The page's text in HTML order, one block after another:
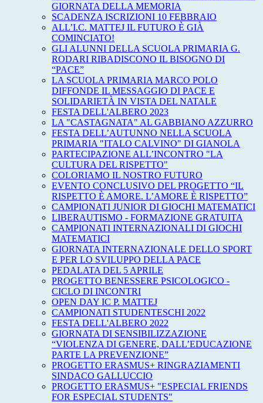
GIORNATA DELLA MEMORIA
SCADENZA ISCRIZIONI 10 FEBBRAIO
ALL’I.C. MATTEJ IL FUTURO È GIÀ
COMINCIATO!
GLI ALUNNI DELLA SCUOLA PRIMARIA G.
RODARI RIBADISCONO IL BISOGNO DI
“PACE”
LA SCUOLA PRIMARIA MARCO POLO
DIFFONDE IL MESSAGGIO DI PACE E
SOLIDARIETÀ IN VISTA DEL NATALE
FESTA DELL'ALBERO 2023
LA "CASTAGNATA" AL GABBIANO AZZURRO
FESTA DELL’AUTUNNO NELLA SCUOLA
PRIMARIA "ITALO CALVINO" DI GIANOLA
PARTECIPAZIONE ALL’INCONTRO "LA
CULTURA DEL RISPETTO"
COLORIAMO IL NOSTRO FUTURO
EVENTO CONCLUSIVO DEL PROGETTO “IL
RISPETTO È AMORE. L’AMORE È RISPETTO”
CAMPIONATI JUNIOR DI GIOCHI MATEMATICI
LIBERAUTISMO - FORMAZIONE GRATUITA
CAMPIONATI INTERNAZIONALI DI GIOCHI
MATEMATICI
GIORNATA INTERNAZIONALE DELLO SPORT
E PER LO SVILUPPO DELLA PACE
PEDALATA DEL 5 APRILE
PROGETTO BENESSERE PSICOLOGICO -
CICLO DI INCONTRI
OPEN DAY IC P. MATTEJ
CAMPIONATI STUDENTESCHI 2022
FESTA DELL'ALBERO 2022
GIORNATA DI SENSIBILIZZAZIONE
“VIOLENZA DI GENERE, DALL’EDUCAZIONE
PARTE LA PREVENZIONE”
PROGETTO ERASMUS+ RINGRAZIAMENTI
SINDACO GALLUCCIO
PROGETTO ERASMUS+ "ESPECIAL FRIENDS
FOR ESPECIAL STUDENTS"